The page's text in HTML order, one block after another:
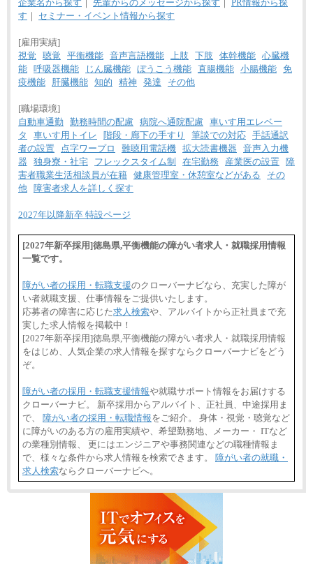
企業名から探す ｜ 先輩からのメッセージから探す ｜ PR情報から探
す ｜ セミナー・イベント情報から探す
[雇用実績]
視覚
聴覚 平衡機能 音声言語機能 上肢 下肢 体幹機能 心臓機
能 呼吸器機能 じん臓機能 ぼうこう機能 直腸機能 小腸機能 免
疫機能
肝臓機能 知的 精神 発達 その他
[職場環境]
自動車通勤
勤務時間の配慮 病院へ通院配慮 車いす用エレベー
タ
車いす用トイレ 階段・廊下の手すり 筆談での対応 手話通訳
者の設置
点字ワープロ 難聴用電話機 拡大読書機器
音声入力機
器
独身寮・社宅 フレックスタイム制 在宅勤務 産業医の設置
障
害者職業生活相談員が在籍 健康管理室・休憩室などがある
その
他
障害者求人を詳しく探す
2027年以降新卒 特設ページ
[2027年新卒採用]徳島県,平衡機能の障がい者求人・就職採用情報
一覧です。
障がい者の採用・転職支援のクローバーナビなら、充実した障が
い者就職支援、仕事情報をご提供いたします。
応募者の障害に応じた求人検索や、アルバイトから正社員まで充
実した求人情報を掲載中！
[2027年新卒採用]徳島県,平衡機能の障がい者求人・就職採用情報
をはじめ、人気企業の求人情報を探すならクローバーナビをどう
ぞ。
障がい者の採用・転職支援情報や就職サポート情報をお届けする
クローバーナビ。 新卒採用からアルバイト、正社員、中途採用ま
で、 障がい者の採用・転職情報をご紹介。 身体・視覚・聴覚など
に障がいのある方の雇用実績や、希望勤務地、メーカー・ ITなど
の業種別情報、 更にはエンジニアや事務関連などの職種情報ま
で、様々な条件から求人情報を検索できます。 障がい者の就職・
求人検索ならクローバーナビへ。